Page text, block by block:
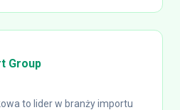
Group
to lider w branży importu